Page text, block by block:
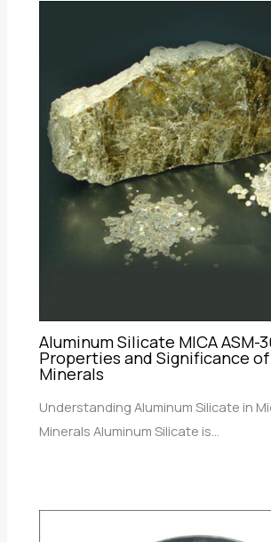
Aluminum Silicate MICA ASM-
Properties and Significance
Minerals
Understanding Aluminum Silicate in
Minerals Aluminum Silicate is…